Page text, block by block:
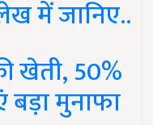
में जानिए..
खेती, 50%
मुनाफा